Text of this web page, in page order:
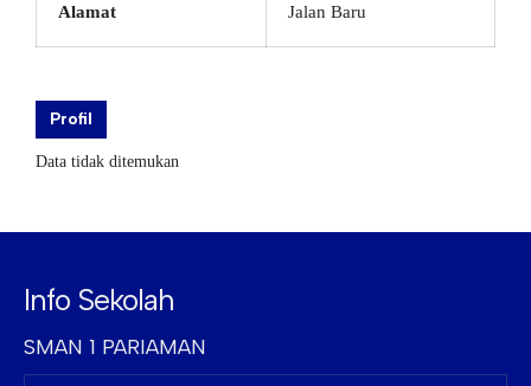
Alamat Jalan Baru
Profil
Data tidak ditemukan
Info Sekolah
SMAN 1 PARIAMAN